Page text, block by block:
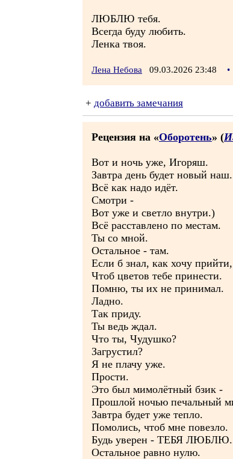
ЛЮБЛЮ тебя.
Всегда буду любить.
Ленка твоя.
Лена Небова 09.03.2026 23:48 •
+ добавить замечания
Рецензия на «Оборотень» (
Вот и ночь уже, Игоряш.
Завтра день будет новый наш.
Всё как надо идёт.
Смотри -
Вот уже и светло внутри.)
Всё расставлено по местам.
Ты со мной.
Остальное - там.
Если б знал, как хочу прийти,
Чтоб цветов тебе принести.
Помню, ты их не принимал.
Ладно.
Так приду.
Ты ведь ждал.
Что ты, Чудушко?
Загрустил?
Я не плачу уже.
Прости.
Это был мимолётный бзик -
Прошлой ночью печальный
Завтра будет уже тепло.
Помолись, чтоб мне повезло.
Будь уверен - ТЕБЯ ЛЮБЛЮ.
Остальное равно нулю.